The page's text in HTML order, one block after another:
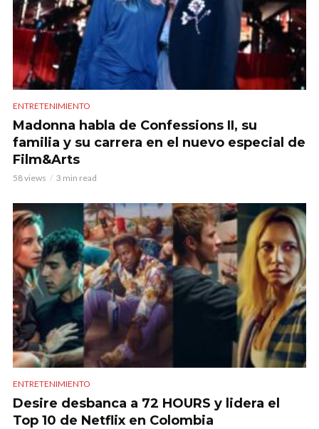
ENTRETENIMIENTO
Madonna habla de Confessions II, su
familia y su carrera en el nuevo especial de
Film&Arts
58 views 3 min read
ENTRETENIMIENTO
Desire desbanca a 72 HOURS y lidera el
Top 10 de Netflix en Colombia